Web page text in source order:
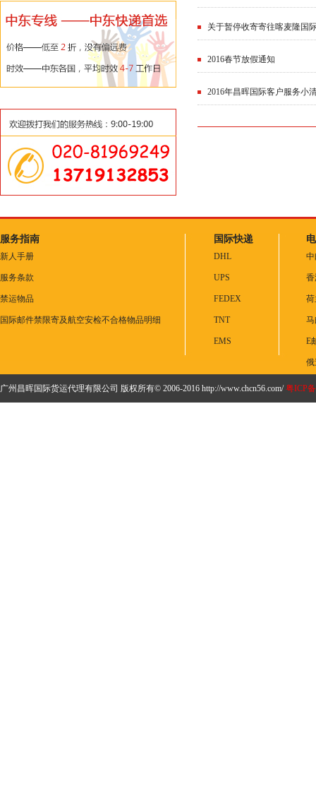
关于暂停收寄寄往喀麦隆国
2016春节放假通知
2016年昌晖国际客户服务小
服务指南
新人手册
服务条款
禁运物品
国际邮件禁限寄及航空安检不合格物品明细
国际快递
DHL
UPS
FEDEX
TNT
EMS E
广州昌晖国际货运代理有限公司 版权所有© 2006-2016 http://www.chcn56.com/粤ICP